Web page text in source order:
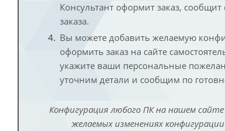
Консультант оформит заказ,
заказа.
Вы можете добавить желаемую
оформить заказ на сайте
укажите ваши персональные
уточним детали и сообщим по
Конфигурация любого ПК на нашем
желаемых изменениях